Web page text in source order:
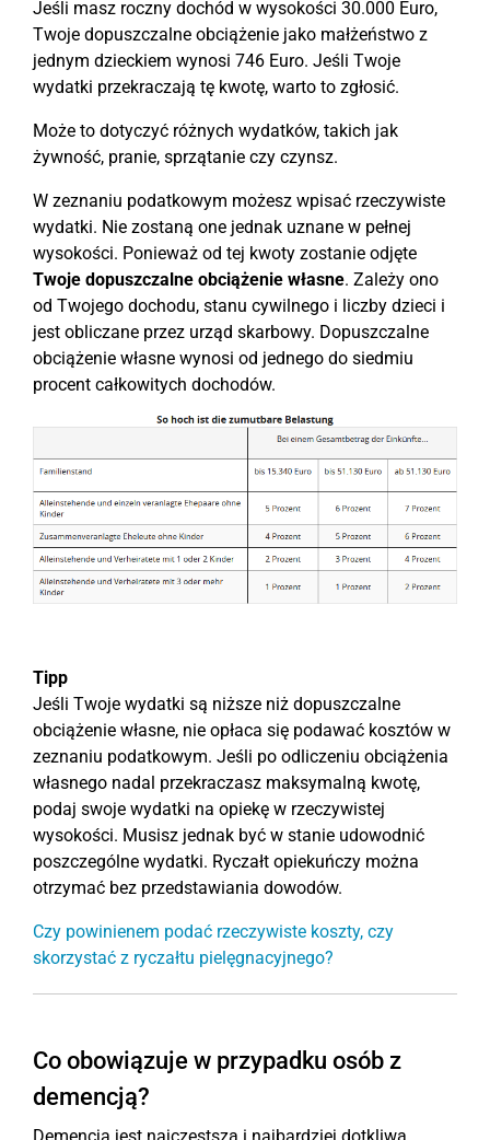
Jeśli masz roczny dochód w wysokości 30.000 Euro,
Twoje dopuszczalne obciążenie jako małżeństwo z
jednym dzieckiem wynosi 746 Euro. Jeśli Twoje
wydatki przekraczają tę kwotę, warto to zgłosić.
Może to dotyczyć różnych wydatków, takich jak
żywność, pranie, sprzątanie czy czynsz.
W zeznaniu podatkowym możesz wpisać rzeczywiste
wydatki. Nie zostaną one jednak uznane w pełnej
wysokości. Ponieważ od tej kwoty zostanie odjęte
Twoje dopuszczalne obciążenie własne. Zależy ono
od Twojego dochodu, stanu cywilnego i liczby dzieci i
jest obliczane przez urząd skarbowy. Dopuszczalne
obciążenie własne wynosi od jednego do siedmiu
procent całkowitych dochodów.
Tipp
Jeśli Twoje wydatki są niższe niż dopuszczalne
obciążenie własne, nie opłaca się podawać kosztów w
zeznaniu podatkowym. Jeśli po odliczeniu obciążenia
własnego nadal przekraczasz maksymalną kwotę,
podaj swoje wydatki na opiekę w rzeczywistej
wysokości. Musisz jednak być w stanie udowodnić
poszczególne wydatki. Ryczałt opiekuńczy można
otrzymać bez przedstawiania dowodów.
Czy powinienem podać rzeczywiste koszty, czy
skorzystać z ryczałtu pielęgnacyjnego?
Co obowiązuje w przypadku osób z
demencją?